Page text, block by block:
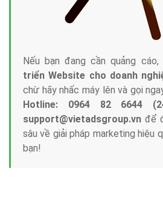
Nếu bạn đang cần quảng
triển Website cho doanh
chừ hãy nhấc máy lên và gọi
Hotline: 0964 82 6644
support@vietadsgroup.vn để
sâu về giải pháp marketing hiệu
bạn!